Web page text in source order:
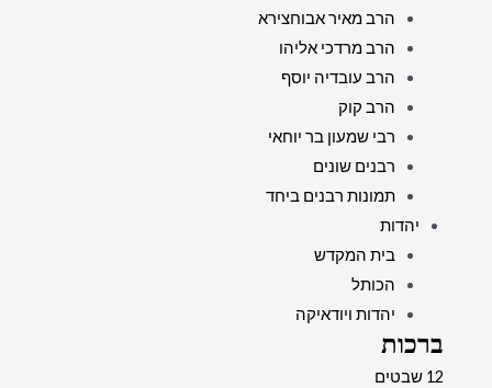
הרב מאיר אבוחצירא
הרב מרדכי אליהו
הרב עובדיה יוסף
הרב קוק
רבי שמעון בר יוחאי
רבנים שונים
תמונות רבנים ביחד
יהדות
בית המקדש
הכותל
יהדות ויודאיקה
ברכות
12 שבטים